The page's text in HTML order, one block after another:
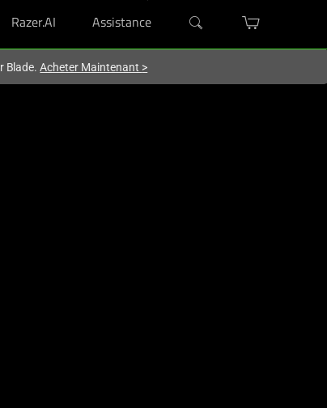
Razer.AI Assistance
Blade.Acheter Maintenant >